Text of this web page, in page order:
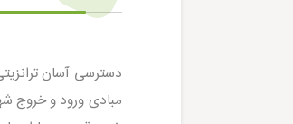
دسترسی آسان
مبادی ورود و خروج